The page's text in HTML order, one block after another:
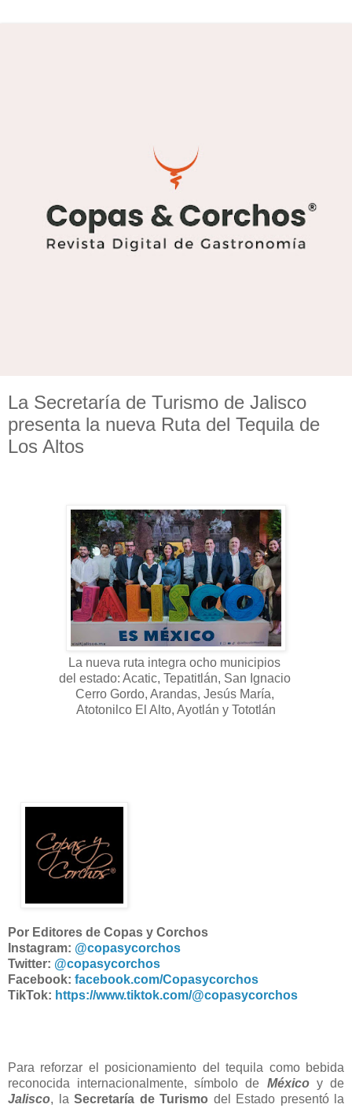
La Secretaría de Turismo de Jalisco
presenta la nueva Ruta del Tequila de
Los Altos
La nueva ruta integra ocho municipios
del estado: Acatic, Tepatitlán, San Ignacio
Cerro Gordo, Arandas, Jesús María,
Atotonilco El Alto, Ayotlán y Tototlán
Por Editores de Copas y Corchos
Instagram: @copasycorchos
Twitter: @copasycorchos
Facebook: facebook.com/Copasycorchos
TikTok: https://www.tiktok.com/@copasycorchos
Para reforzar el posicionamiento del tequila como bebida
reconocida internacionalmente, símbolo de Méxicoy de
Jalisco, la Secretaría de Turismo del Estado presentó la